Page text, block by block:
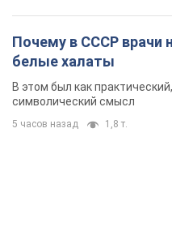
Почему в СССР врачи
белые халаты
В этом был как
символический смысл
5 часов назад 1,8 т.